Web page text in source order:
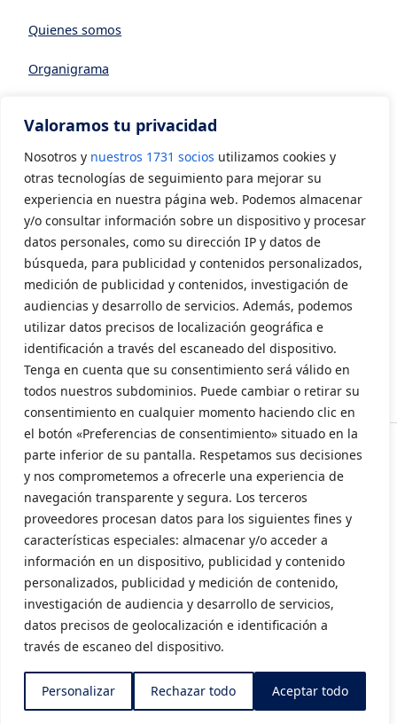
Valoramos tu privacidad
Nosotros y nuestros 1731 socios utilizamos cookies y
otras tecnologías de seguimiento para mejorar su
experiencia en nuestra página web. Podemos almacenar
y/o consultar información sobre un dispositivo y procesar
datos personales, como su dirección IP y datos de
búsqueda, para publicidad y contenidos personalizados,
medición de publicidad y contenidos, investigación de
audiencias y desarrollo de servicios. Además, podemos
utilizar datos precisos de localización geográfica e
identificación a través del escaneado del dispositivo.
Tenga en cuenta que su consentimiento será válido en
todos nuestros subdominios. Puede cambiar o retirar su
consentimiento en cualquier momento haciendo clic en
el botón «Preferencias de consentimiento» situado en la
parte inferior de su pantalla. Respetamos sus decisiones
y nos comprometemos a ofrecerle una experiencia de
navegación transparente y segura. Los terceros
proveedores procesan datos para los siguientes fines y
características especiales: almacenar y/o acceder a
información en un dispositivo, publicidad y contenido
personalizados, publicidad y medición de contenido,
investigación de audiencia y desarrollo de servicios,
datos precisos de geolocalización e identificación a
través de escaneo del dispositivo.
Personalizar Rechazar todo Aceptar todo
Quienes somos
Organigrama
Asociarse a AVIA
CONTACTO
Contacto
LEGAL
Aviso Legal
Política de privacidad
Política de cookies
Subvencionado por la Consellería de Innovación, Industria, Comercio y
Turismo (INENTI/2024/20)
©2024 AVIA, Cluster de Automoción de la Comunitat Valenciana.